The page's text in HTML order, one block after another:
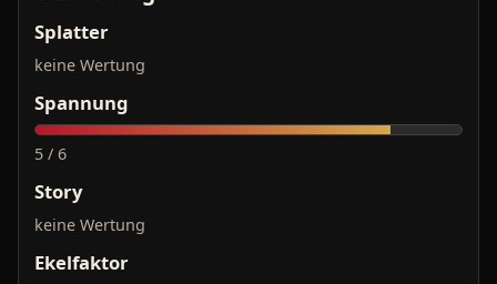
Splatter
keine Wertung
Spannung
5 / 6
Story
keine Wertung
Ekelfaktor